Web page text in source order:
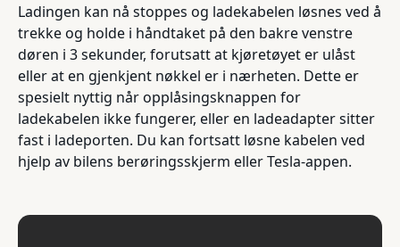
Ladingen kan nå stoppes og ladekabelen løsnes ved å
trekke og holde i håndtaket på den bakre venstre
døren i 3 sekunder, forutsatt at kjøretøyet er ulåst
eller at en gjenkjent nøkkel er i nærheten. Dette er
spesielt nyttig når opplåsingsknappen for
ladekabelen ikke fungerer, eller en ladeadapter sitter
fast i ladeporten. Du kan fortsatt løsne kabelen ved
hjelp av bilens berøringsskjerm eller Tesla-appen.